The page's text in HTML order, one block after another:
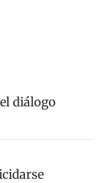
diálogo